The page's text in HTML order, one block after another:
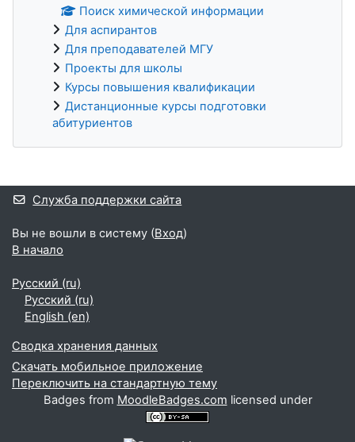
Поиск химической информации
Для аспирантов
Для преподавателей МГУ
Проекты для школы
Курсы повышения квалификации
Дистанционные курсы подготовки
абитуриентов
Дополнительные блоки
Служба поддержки сайта
Вы не вошли в систему (Вход)
В начало
Русский ‎(ru)‎
Русский ‎(ru)‎
English ‎(en)‎
Сводка хранения данных
Скачать мобильное приложение
Переключить на стандартную тему
Badges from MoodleBadges.com licensed under